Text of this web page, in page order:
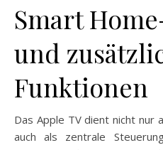
Smart
und
Funktionen
Das Apple TV dient nicht nur
auch als zentrale